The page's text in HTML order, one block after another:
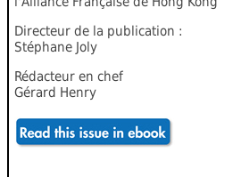
Directeur de la publication :
Stéphane Joly
Rédacteur en chef
Gérard Henry